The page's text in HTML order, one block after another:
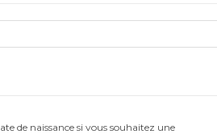
de naissance si vous souhaitez une